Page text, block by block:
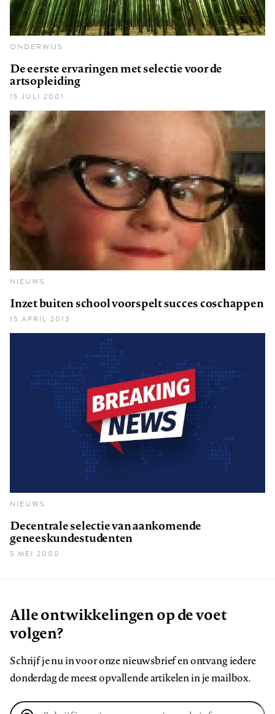
ONDERWIJS
De eerste ervaringen met selectie voor de
artsopleiding
15 JULI 2001
NIEUWS
Inzet buiten school voorspelt succes coschappen
15 APRIL 2013
NIEUWS
Decentrale selectie van aankomende
geneeskundestudenten
5 MEI 2000
Alle ontwikkelingen op de voet
volgen?
Schrijf je nu in voor onze nieuwsbrief en ontvang iedere
donderdag de meest opvallende artikelen in je mailbox.